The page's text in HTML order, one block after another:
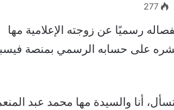
277
رسميًا عن زوجته الإعلامية مها
عبر منشور نشره على حسابه الرسمي بمنصة
أنا والسيدة مها محمد عبد